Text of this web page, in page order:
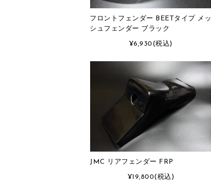
フロントフェンダー BEETタイプ メッ
シュフェンダー ブラック
¥6,930 (税込)
JMC リアフェンダー FRP
¥19,800(税込)